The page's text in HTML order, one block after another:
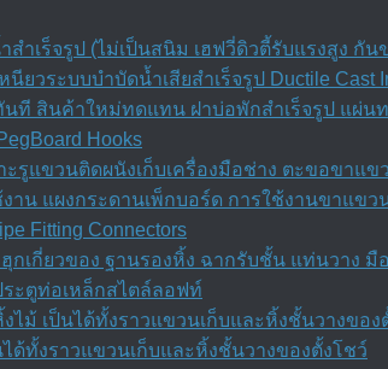
เร็จรูป (ไม่เป็นสนิม เฮฟวี่ดิวตี้รับแรงสูง กัน
ระบบบำบัดน้ำเสียสำเร็จรูป Ductile Cast
สินค้าใหม่ทดแทน ฝาบ่อพักสําเร็จรูป แผ่นทา
Hooks
ะรูแขวนติดผนังเก็บเครื่องมือช่าง ตะขอขาแข
งาน แผงกระดานเพ็กบอร์ด การใช้งานขาแขว
Fitting Connectors
กเกี่ยวของ ฐานรองหิ้ง ฉากรับชั้น แท่นวาง มื
ระตูท่อเหล็กสไตล์ลอฟท์
ไม้ เป็นได้ทั้งราวแขวนเก็บและหิ้งชั้นวางของ
ด้ทั้งราวแขวนเก็บและหิ้งชั้นวางของตั้งโชว์